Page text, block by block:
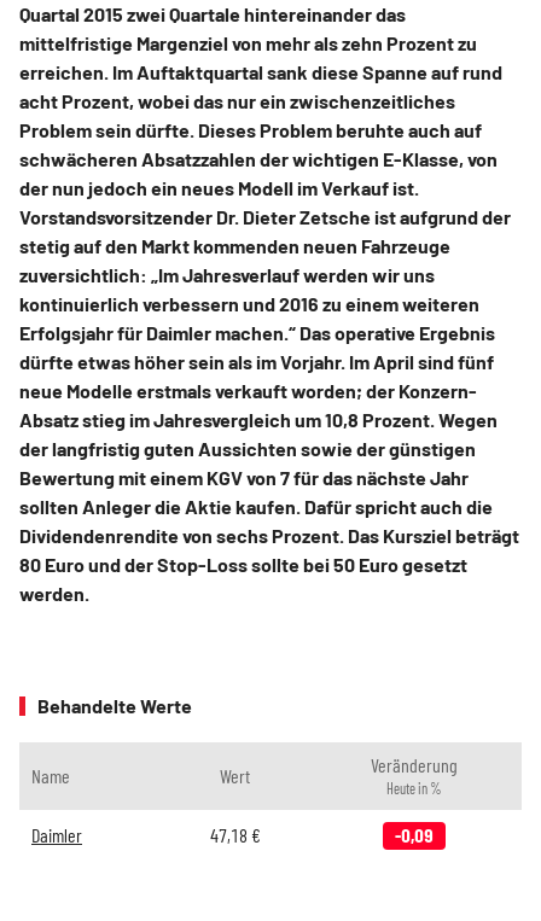
Quartal 2015 zwei Quartale hintereinander das
mittelfristige Margenziel von mehr als zehn Prozent zu
erreichen. Im Auftaktquartal sank diese Spanne auf rund
acht Prozent, wobei das nur ein zwischenzeitliches
Problem sein dürfte. Dieses Problem beruhte auch auf
schwächeren Absatzzahlen der wichtigen E-Klasse, von
der nun jedoch ein neues Modell im Verkauf ist.
Vorstandsvorsitzender Dr. Dieter Zetsche ist aufgrund der
stetig auf den Markt kommenden neuen Fahrzeuge
zuversichtlich: „Im Jahresverlauf werden wir uns
kontinuierlich verbessern und 2016 zu einem weiteren
Erfolgsjahr für Daimler machen.“ Das operative Ergebnis
dürfte etwas höher sein als im Vorjahr. Im April sind fünf
neue Modelle erstmals verkauft worden; der Konzern-
Absatz stieg im Jahresvergleich um 10,8 Prozent. Wegen
der langfristig guten Aussichten sowie der günstigen
Bewertung mit einem KGV von 7 für das nächste Jahr
sollten Anleger die Aktie kaufen. Dafür spricht auch die
Dividendenrendite von sechs Prozent. Das Kursziel beträgt
80 Euro und der Stop-Loss sollte bei 50 Euro gesetzt
werden.
Behandelte Werte
Name Wert Veränderung
Heute in %
Daimler 47,18 € -0,09